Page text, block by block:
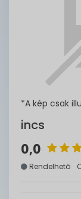
*A kép csak
incs
0,0
Rendelhető